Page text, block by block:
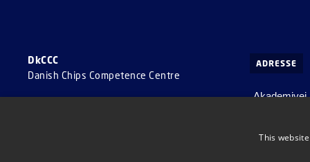
DkCCC
Danish Chips Competence Centre
ADRESSE
Akademivej
This